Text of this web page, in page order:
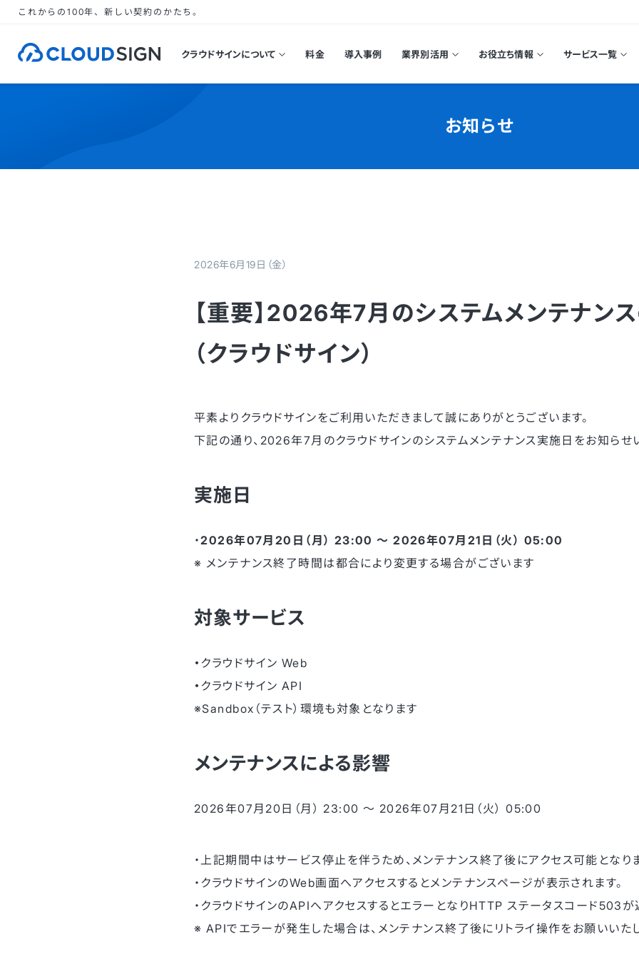
これからの100年、新しい契約のかたち。
クラウドサインについて 料金 導入事例 業界別活用 お役立ち情報 サービス一覧
お知らせ
2026年6月19日（金）
【重要】2026年7月のシステムメンテナン
（クラウドサイン）
平素よりクラウドサインをご利用いただきまして誠にありがとうございます。
下記の通り、2026年7月のクラウドサインのシステムメンテナンス実施日をお知らせ
実施日
・2026年07月20日（月） 23:00 〜 2026年07月21日（火） 05:00
※ メンテナンス終了時間は都合により変更する場合がございます
対象サービス
・ クラウドサイン Web
・ クラウドサイン API
※Sandbox（テスト）環境も対象となります
メンテナンスによる影響
2026年07月20日（月） 23:00 〜 2026年07月21日（火） 05:00
・上記期間中はサービス停止を伴うため、メンテナンス終了後にアクセス可能となりま
・クラウドサインのWeb画面へアクセスするとメンテナンスページが表示されます。
・クラウドサインのAPIへアクセスするとエラーとなりHTTP ステータスコード503が
※ APIでエラーが発生した場合は、メンテナンス終了後にリトライ操作をお願いいたし